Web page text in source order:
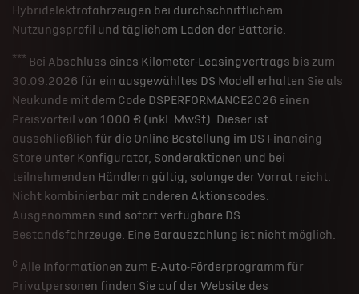
Hybridelektrofahrzeugen bei durchschnittlichem
Nutzungsprofil und täglichem Laden der Batterie.
*** Bei Abschluss eines Kilometer-Leasingvertrags bis zum
30.09.2026 für ein ausgewähltes DS Modell erhalten Sie als
Neukunde mit dem Code DSPERFORMANCE2026 einen
Preisvorteil von 1.000 € (inkl. MwSt). Dieser ist
ausschließlich für die Online Bestellung im DS Financing
Store unter Konfigurator, Sonderaktionen und bei
teilnehmenden Händlern gültig, solange der Vorrat reicht.
Nicht kombinierbar mit anderen Aktionscodes.
Ausgenommen sind sofort verfügbare DS
Bestandsfahrzeuge. Eine Barauszahlung ist nicht möglich.
c Alle Informationen zum E-Auto-Förderprogramm für
Privatpersonen finden Sie auf der Website des